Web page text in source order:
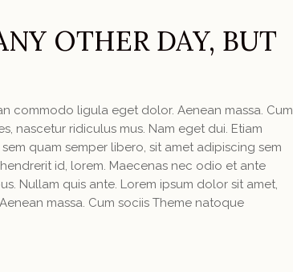
OTHER DAY, BUT
commodo ligula eget dolor. Aenean massa. Cum
nascetur ridiculus mus. Nam eget dui. Etiam
quam semper libero, sit amet adipiscing sem
id, lorem. Maecenas nec odio et ante
Nullam quis ante. Lorem ipsum dolor sit amet,
massa. Cum sociis Theme natoque